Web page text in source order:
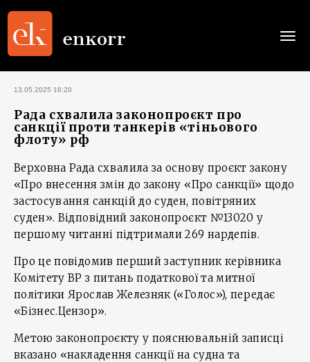
13.05.2025 16:20
Рада схвалила законопроєкт про
санкції проти танкерів «тіньового
флоту» рф
Верховна Рада схвалила за основу проєкт закону
«Про внесення змін до закону «Про санкції» щодо
застосування санкцій до суден, повітряних
суден». Відповідний законопроєкт №13020 у
першому читанні підтримали 269 нардепів.
Про це повідомив перший заступник керівника
Комітету ВР з питань податкової та митної
політики Ярослав Железняк («Голос»), передає
«Бізнес.Цензор».
Метою законопроєкту у пояснювальній записці
вказано «накладення санкції на судна та